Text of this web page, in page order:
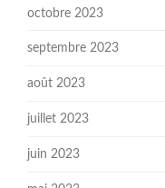
octobre 2023
septembre 2023
août 2023
juillet 2023
juin 2023